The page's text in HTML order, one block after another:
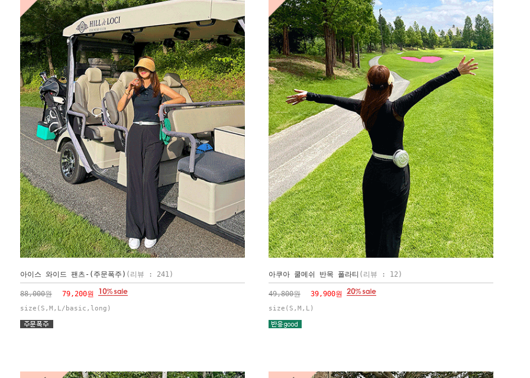
아이스 와이드 팬츠-(주문폭주) (리뷰 : 241)
88,000원 79,200원
size(S,M,L/basic,long)
아쿠아 쿨메쉬 반목 폴라티 (리뷰 : 12)
49,800원 39,900원
size(S,M,L)